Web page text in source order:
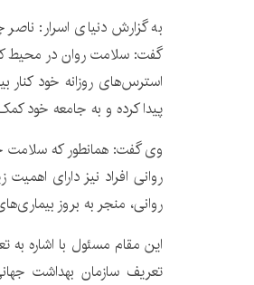
به گزارش دنیای اسرار:
گفت: سلامت روان در محیط
استرس‌های روزانه خود کنار
پیدا کرده و به جامعه خود
وی گفت: همانطور که سلامت
روانی افراد نیز دارای
روانی، منجر به بروز
این مقام مسئول با اشاره
تعریف سازمان بهداشت